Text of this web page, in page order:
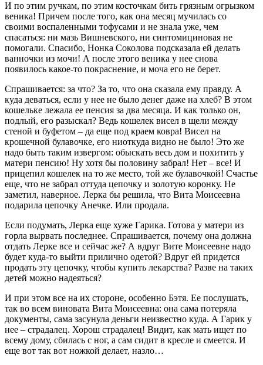
И по этим ручкам, по этим косточкам бить грязным огрызком
веника! Причем после того, как она месяц мучилась со
своими воспаленными тофусами и не знала уже, чем
спасаться: ни мазь Вишневского, ни синтомициновая не
помогали. Спасибо, Нонка Соколова подсказала ей делать
ванночки из мочи! А после этого веника у нее снова
появилось какое-то покраснение, и моча его не берет.
Спрашивается: за что? За то, что она сказала ему правду. А
куда деваться, если у нее не было денег даже на хлеб? В этом
кошельке лежала ее пенсия за два месяца. И как только он,
подлый, его разыскал? Ведь кошелек висел в щели между
стеной и буфетом – да еще под краем ковра! Висел на
крошечной булавочке, его ниоткуда видно не было! Это же
надо быть таким извергом: обыскать весь дом и похитить у
матери пенсию! Ну хотя бы половину забрал! Нет – все! И
прицепил кошелек на то же место, той же булавочкой! Счастье
еще, что не забрал оттуда цепочку и золотую коронку. Не
заметил, наверное. Лерка бы решила, что Вита Моисеевна
подарила цепочку Анечке. Или продала.
Если подумать, Лерка еще хуже Гарика. Готова у матери из
горла вырвать последнее. Спрашивается, почему она должна
отдать Лерке все и сейчас же? А вдруг Вите Моисеевне надо
будет куда-то выйти прилично одетой? Вдруг ей придется
продать эту цепочку, чтобы купить лекарства? Разве на таких
детей можно надеяться?
И при этом все на их стороне, особенно Бэтя. Ее послушать,
так во всем виновата Вита Моисеевна: она сама потеряла
документы, сама засунула деньги неизвестно куда. А Гарик у
нее – страдалец. Хорош страдалец! Видит, как мать ищет по
всему дому, сбилась с ног, а сам сидит в кресле и смеется. И
еще вот так вот ножкой делает, назло…